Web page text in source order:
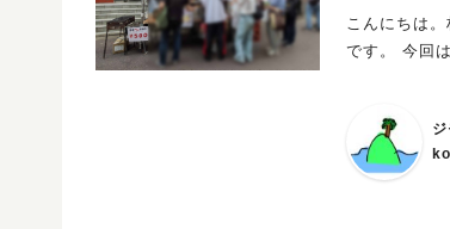
こんにちは
です